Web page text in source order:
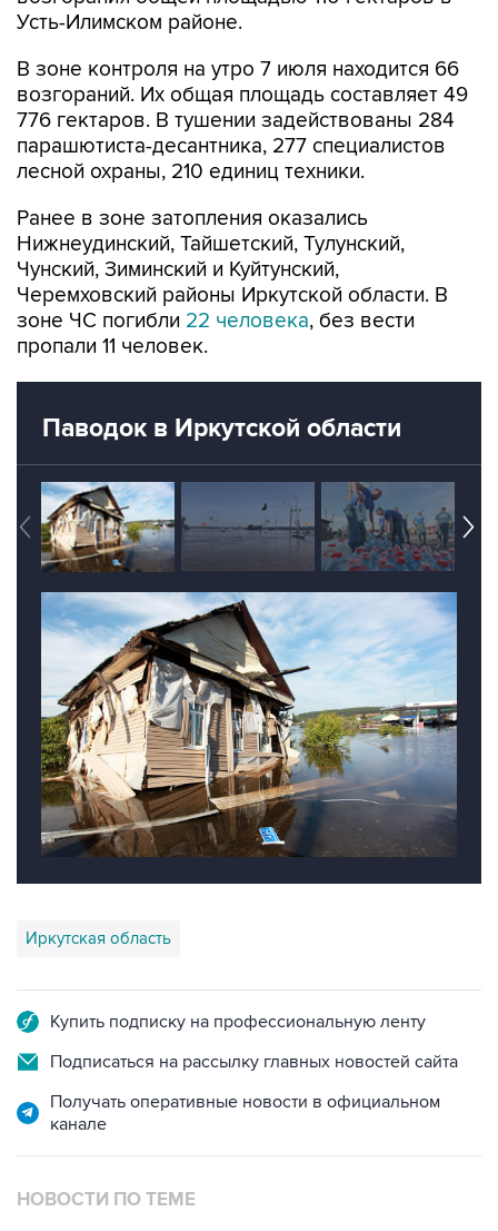
В зоне контроля на утро 7 июля находится 66
776 гектаров. В тушении задействованы 284
парашютиста-десантника, 277 специалистов
лесной охраны, 210 единиц техники.
Ранее в зоне затопления оказались
Чунский, Зиминский и Куйтунский,
Черемховский районы Иркутской области. В
зоне ЧС погибли22 человека, без вести
пропали 11 человек.
Паводок в Иркутской области
Подписаться на рассылку главных новостей сайта
Получать оперативные новости в официальном
НОВОСТИ ПО ТЕМЕ
7 июля 2019 года 05:32